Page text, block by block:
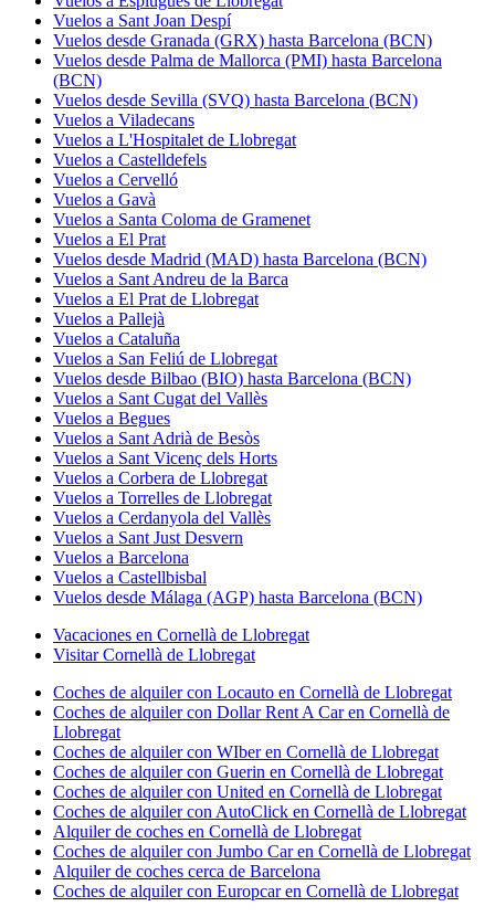
Vuelos a Sant Joan Despí
Vuelos desde Granada (GRX) hasta Barcelona (BCN)
Vuelos desde Palma de Mallorca (PMI) hasta Barcelona
(BCN)
Vuelos desde Sevilla (SVQ) hasta Barcelona (BCN)
Vuelos a Viladecans
Vuelos a L'Hospitalet de Llobregat
Vuelos a Castelldefels
Vuelos a Cervelló
Vuelos a Gavà
Vuelos a Santa Coloma de Gramenet
Vuelos a El Prat
Vuelos desde Madrid (MAD) hasta Barcelona (BCN)
Vuelos a Sant Andreu de la Barca
Vuelos a El Prat de Llobregat
Vuelos a Pallejà
Vuelos a Cataluña
Vuelos a San Feliú de Llobregat
Vuelos desde Bilbao (BIO) hasta Barcelona (BCN)
Vuelos a Sant Cugat del Vallès
Vuelos a Begues
Vuelos a Sant Adrià de Besòs
Vuelos a Sant Vicenç dels Horts
Vuelos a Corbera de Llobregat
Vuelos a Torrelles de Llobregat
Vuelos a Cerdanyola del Vallès
Vuelos a Sant Just Desvern
Vuelos a Barcelona
Vuelos a Castellbisbal
Vuelos desde Málaga (AGP) hasta Barcelona (BCN)
Vacaciones en Cornellà de Llobregat
Visitar Cornellà de Llobregat
Coches de alquiler con Locauto en Cornellà de Llobregat
Coches de alquiler con Dollar Rent A Car en Cornellà de
Llobregat
Coches de alquiler con WIber en Cornellà de Llobregat
Coches de alquiler con Guerin en Cornellà de Llobregat
Coches de alquiler con United en Cornellà de Llobregat
Coches de alquiler con AutoClick en Cornellà de Llobregat
Alquiler de coches en Cornellà de Llobregat
Coches de alquiler con Jumbo Car en Cornellà de Llobregat
Alquiler de coches cerca de Barcelona
Coches de alquiler con Europcar en Cornellà de Llobregat